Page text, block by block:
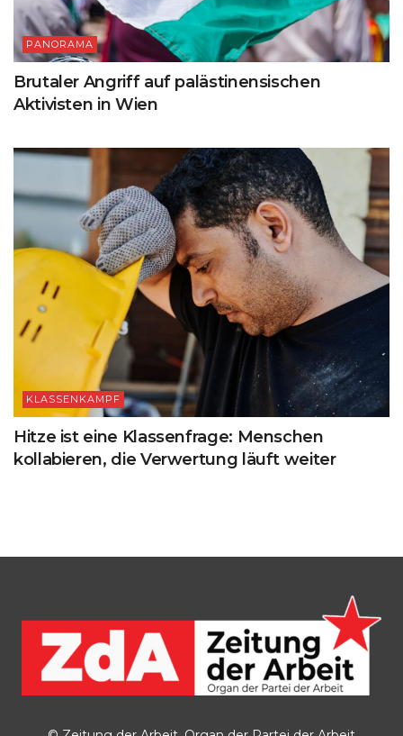
PANORAMA
Brutaler Angriff auf palästinensischen
Aktivisten in Wien
KLASSENKAMPF
Hitze ist eine Klassenfrage: Menschen
kollabieren, die Verwertung läuft weiter